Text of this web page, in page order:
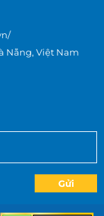
Hệ thống treo cơ
hiệu (dự kiến ra
guốc phanh loại
che bụi được
Nẵng, Việt Nam